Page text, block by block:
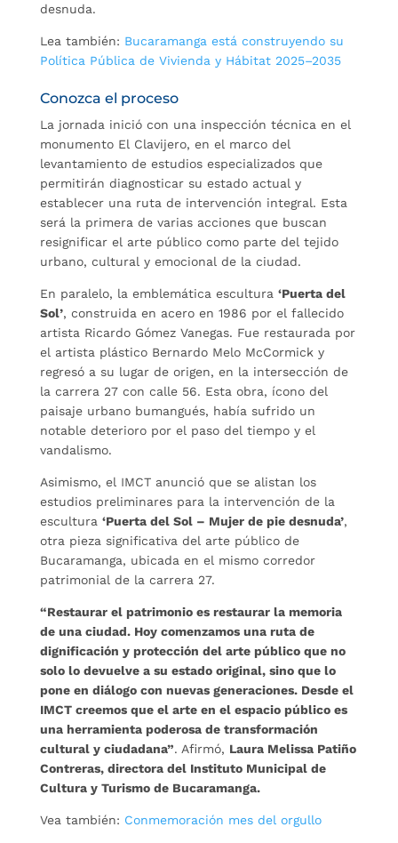
desnuda.
Lea también: Bucaramanga está construyendo su
Política Pública de Vivienda y Hábitat 2025–2035
Conozca el proceso
La jornada inició con una inspección técnica en el
monumento El Clavijero, en el marco del
levantamiento de estudios especializados que
permitirán diagnosticar su estado actual y
establecer una ruta de intervención integral. Esta
será la primera de varias acciones que buscan
resignificar el arte público como parte del tejido
urbano, cultural y emocional de la ciudad.
En paralelo, la emblemática escultura ‘Puerta del
Sol’, construida en acero en 1986 por el fallecido
artista Ricardo Gómez Vanegas. Fue restaurada por
el artista plástico Bernardo Melo McCormick y
regresó a su lugar de origen, en la intersección de
la carrera 27 con calle 56. Esta obra, ícono del
paisaje urbano bumangués, había sufrido un
notable deterioro por el paso del tiempo y el
vandalismo.
Asimismo, el IMCT anunció que se alistan los
estudios preliminares para la intervención de la
escultura ‘Puerta del Sol – Mujer de pie desnuda’,
otra pieza significativa del arte público de
Bucaramanga, ubicada en el mismo corredor
patrimonial de la carrera 27.
“Restaurar el patrimonio es restaurar la memoria
de una ciudad. Hoy comenzamos una ruta de
dignificación y protección del arte público que no
solo lo devuelve a su estado original, sino que lo
pone en diálogo con nuevas generaciones. Desde el
IMCT creemos que el arte en el espacio público es
una herramienta poderosa de transformación
cultural y ciudadana”. Afirmó, Laura Melissa Patiño
Contreras, directora del Instituto Municipal de
Cultura y Turismo de Bucaramanga.
Vea también: Conmemoración mes del orgullo